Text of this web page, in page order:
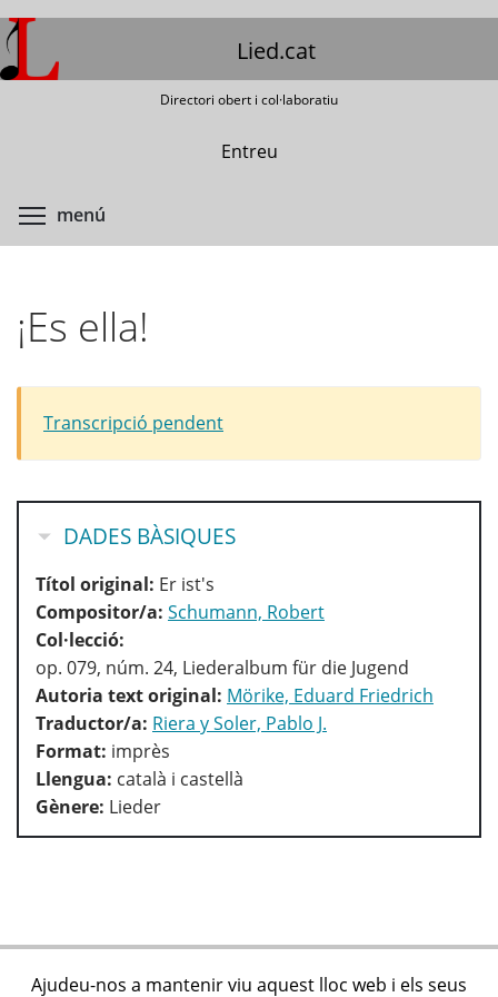
Vés
al
contingut
Lied.cat
Directori obert i col·laboratiu
Entreu
menú
¡Es ella!
Transcripció pendent
OCULTA
DADES BÀSIQUES
Títol original: Er ist's
Compositor/a: Schumann, Robert
Col·lecció:
op. 079, núm. 24, Liederalbum für die Jugend
Autoria text original: Mörike, Eduard Friedrich
Traductor/a: Riera y Soler, Pablo J.
Format: imprès
Llengua: català i castellà
Gènere: Lieder
Ajudeu-nos a mantenir viu aquest lloc web i els seus